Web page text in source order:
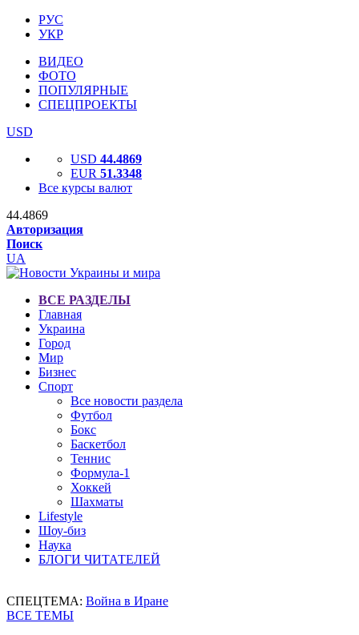
РУС
УКР
ВИДЕО
ФОТО
ПОПУЛЯРНЫЕ
СПЕЦПРОЕКТЫ
USD
USD 44.4869
EUR 51.3348
Все курсы валют
44.4869
Авторизация
Поиск
UA
ВСЕ РАЗДЕЛЫ
Главная
Украина
Город
Мир
Бизнес
Спорт
Все новости раздела
Футбол
Бокс
Баскетбол
Теннис
Формула-1
Хоккей
Шахматы
Lifestyle
Шоу-биз
Наука
БЛОГИ ЧИТАТЕЛЕЙ
СПЕЦТЕМА: Война в Иране
ВСЕ ТЕМЫ